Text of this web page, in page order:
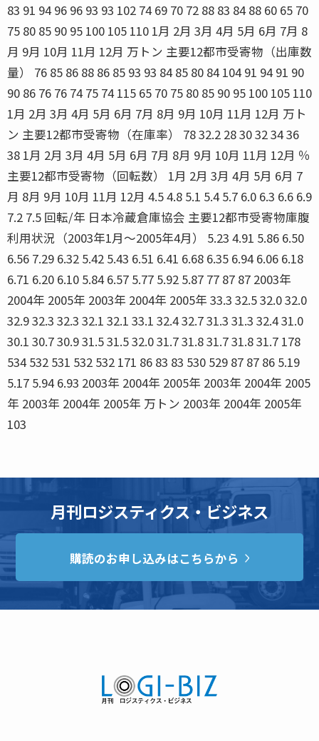
83 91 94 96 96 93 93 102 74 69 70 72 88 83 84 88 60 65 70
75 80 85 90 95 100 105 110 1月 2月 3月 4月 5月 6月 7月 8
月 9月 10月 11月 12月 万トン 主要12都市受寄物（出庫数
量） 76 85 86 88 86 85 93 93 84 85 80 84 104 91 94 91 90
90 86 76 76 74 75 74 115 65 70 75 80 85 90 95 100 105 110
1月 2月 3月 4月 5月 6月 7月 8月 9月 10月 11月 12月 万ト
ン 主要12都市受寄物（在庫率） 78 32.2 28 30 32 34 36
38 1月 2月 3月 4月 5月 6月 7月 8月 9月 10月 11月 12月 ％
主要12都市受寄物（回転数） 1月 2月 3月 4月 5月 6月 7
月 8月 9月 10月 11月 12月 4.5 4.8 5.1 5.4 5.7 6.0 6.3 6.6 6.9
7.2 7.5 回転/年 日本冷蔵倉庫協会 主要12都市受寄物庫腹
利用状況（2003年1月〜2005年4月） 5.23 4.91 5.86 6.50
6.56 7.29 6.32 5.42 5.43 6.51 6.41 6.68 6.35 6.94 6.06 6.18
6.71 6.20 6.10 5.84 6.57 5.77 5.92 5.87 77 87 87 2003年
2004年 2005年 2003年 2004年 2005年 33.3 32.5 32.0 32.0
32.9 32.3 32.3 32.1 32.1 33.1 32.4 32.7 31.3 31.3 32.4 31.0
30.1 30.7 30.9 31.5 31.5 32.0 31.7 31.8 31.7 31.8 31.7 178
534 532 531 532 532 171 86 83 83 530 529 87 87 86 5.19
5.17 5.94 6.93 2003年 2004年 2005年 2003年 2004年 2005
年 2003年 2004年 2005年 万トン 2003年 2004年 2005年
103
月刊ロジスティクス・ビジネス
購読のお申し込みはこちらから